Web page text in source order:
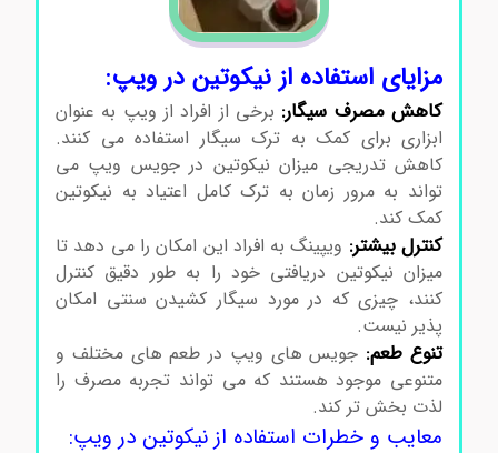
مزایای استفاده از نیکوتین در ویپ:
کاهش مصرف سیگار:برخی از افراد از ویپ به عنوان
ابزاری برای کمک به ترک سیگار استفاده می کنند.
کاهش تدریجی میزان نیکوتین در جویس ویپ می
تواند به مرور زمان به ترک کامل اعتیاد به نیکوتین
کمک کند.
کنترل بیشتر:ویپینگ به افراد این امکان را می دهد تا
میزان نیکوتین دریافتی خود را به طور دقیق کنترل
کنند، چیزی که در مورد سیگار کشیدن سنتی امکان
پذیر نیست.
تنوع طعم:جویس های ویپ در طعم های مختلف و
متنوعی موجود هستند که می تواند تجربه مصرف را
لذت بخش تر کند.
معایب و خطرات استفاده از نیکوتین در ویپ: